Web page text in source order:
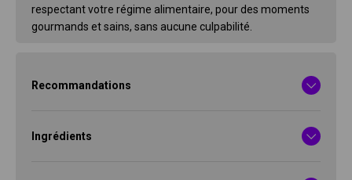
respectant votre régime alimentaire, pour des moments
gourmands et sains, sans aucune culpabilité.
Recommandations
Ingrédients